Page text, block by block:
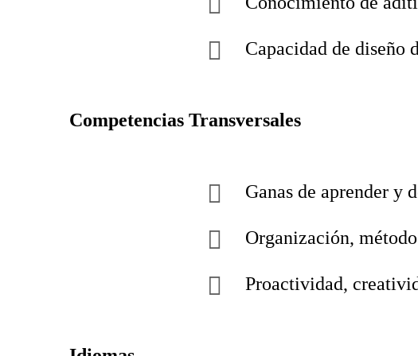
Capacidad de diseño
Competencias Transversales
Ganas de aprender y
Organización,
Proactividad,